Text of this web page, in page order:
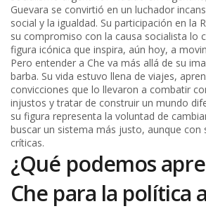
Guevara se convirtió en un luchador
social y la igualdad. Su participación en la
su compromiso con la causa socialista lo
figura icónica que inspira, aún hoy, a
Pero entender a Che va más allá de su
barba. Su vida estuvo llena de viajes,
convicciones que lo llevaron a combatir
injustos y tratar de construir un mundo
su figura representa la voluntad de
buscar un sistema más justo, aunque con
críticas.
¿Qué podemos
Che para la política